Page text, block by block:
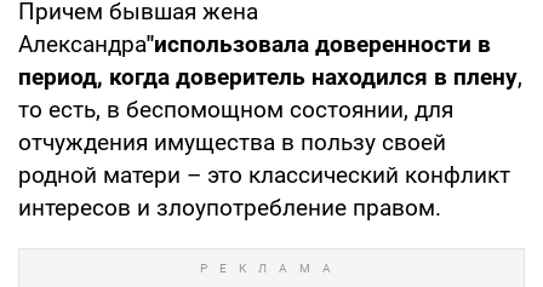
Причем бывшая жена
Александра"использовала доверенности в
период, когда доверитель находился в плену,
то есть, в беспомощном состоянии, для
отчуждения имущества в пользу своей
родной матери – это классический конфликт
интересов и злоупотребление правом.